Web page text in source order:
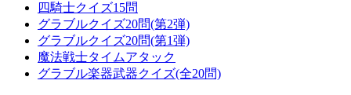
四騎士クイズ15問
グラブルクイズ20問(第2弾)
グラブルクイズ20問(第1弾)
魔法戦士タイムアタック
グラブル楽器武器クイズ(全20問)